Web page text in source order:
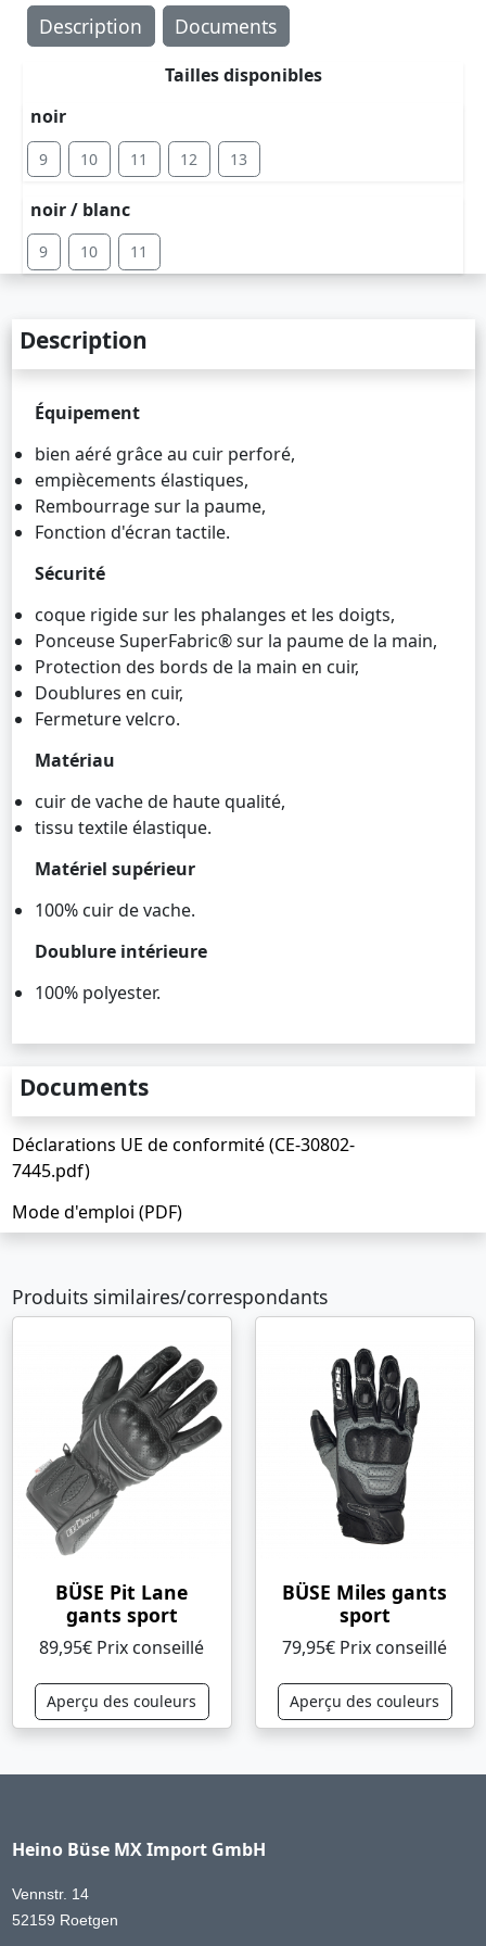
Description Documents
Tailles disponibles
noir
9 10 11 12 13
noir / blanc
9 10 11
Description
Équipement
bien aéré grâce au cuir perforé,
empiècements élastiques,
Rembourrage sur la paume,
Fonction d'écran tactile.
Sécurité
coque rigide sur les phalanges et les doigts,
Ponceuse SuperFabric® sur la paume de la main,
Protection des bords de la main en cuir,
Doublures en cuir,
Fermeture velcro.
Matériau
cuir de vache de haute qualité,
tissu textile élastique.
Matériel supérieur
100% cuir de vache.
Doublure intérieure
100% polyester.
Documents
Déclarations UE de conformité (CE-30802-
7445.pdf)
Mode d'emploi (PDF)
Produits similaires/correspondants
BÜSE Pit Lane
gants sport
89,95€ Prix ​​conseillé
Aperçu des couleurs
BÜSE Miles gants
sport
79,95€ Prix ​​conseillé
Aperçu des couleurs
Heino Büse MX Import GmbH
Vennstr. 14
52159 Roetgen